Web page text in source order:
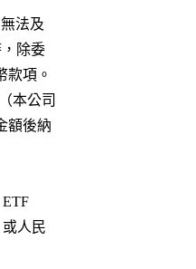
無法及
時，除委
幣款項。
（本公司
金額後納
ETF
，或人民